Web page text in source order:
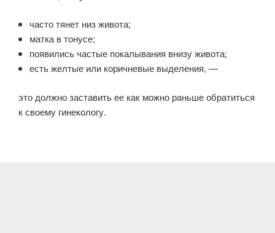
часто тянет низ живота;
матка в тонусе;
появились частые покалывания внизу живота;
есть желтые или коричневые выделения, —
это должно заставить ее как можно раньше обратиться
к своему гинекологу.